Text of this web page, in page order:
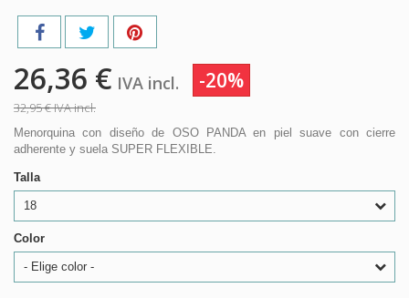
26,36 € IVA incl. -20%
32,95 €IVA incl.
Menorquina con diseño de OSO PANDA en piel suave con cierre
adherente y suela SUPER FLEXIBLE.
Talla
18
Color
- Elige color -